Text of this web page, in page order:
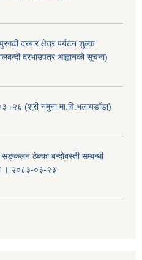
दरबार क्षेत्र पर्यटन शुल्क
दरभाउपत्र आह्वानको सूचना)
(श्री नमुना मा.वि.भलायडाँडा)
ठेक्का बन्दोबस्ती सम्बन्धी
। २०८३-०३-२३